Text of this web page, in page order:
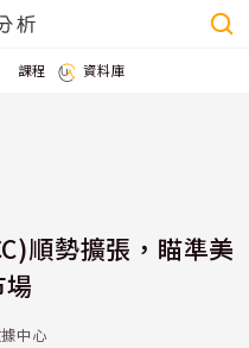
課程 資料庫
順勢擴張，瞄準美
中心